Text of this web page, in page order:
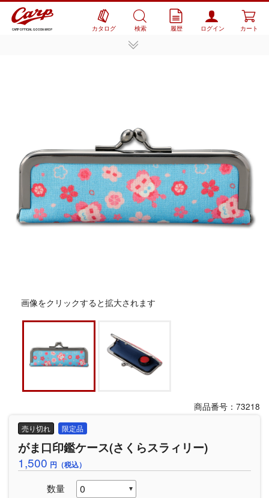
CARP OFFICIAL GOODS SHOP カタログ 検索 履歴 ログイン カート
画像をクリックすると拡大されます
商品番号：73218
売り切れ 限定品
がま口印鑑ケース(さくらスラィリー)
1,500 円（税込）
数量